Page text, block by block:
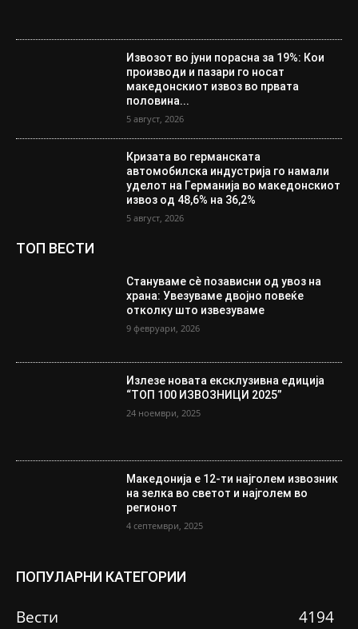
Извозот во јуни порасна за 19%: Кои
производи и пазари го носат
македонскиот извоз во првата
половина...
5 август, 2026
Кризата во германската
автомобилска индустрија го намали
уделот на Германија во македонскиот
извоз од 48,6% на 36,2%
5 август, 2026
ТОП ВЕСТИ
Стануваме сè позависни од увоз на
храна: Увезуваме двојно повеќе
отколку што извезуваме
9 февруари, 2026
Излезе новата ексклузивна едиција
“ТОП 100 ИЗВОЗНИЦИ 2025”
24 ноември, 2025
Македонија е 12-ти најголем извозник
на зелка во светот и најголем во
регионот
4 септември, 2025
ПОПУЛАРНИ КАТЕГОРИИ
Вести
4194